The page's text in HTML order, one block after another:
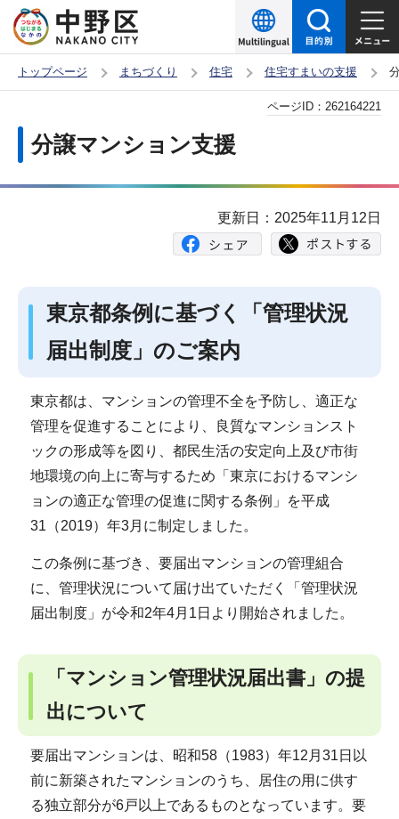
の
ー
頭
トップページ まちづくり 住宅 住宅すまいの支援
分譲マンション支援
ページID： 262164221
更新日：2025年11月12日
東京都条例に基づく「管理状況
届出制度」のご案内
東京都は、マンションの管理不全を予防し、適正な
管理を促進することにより、良質なマンションスト
ックの形成等を図り、都民生活の安定向上及び市街
地環境の向上に寄与するため「東京におけるマンシ
ョンの適正な管理の促進に関する条例」を平成
31（2019）年3月に制定しました。
この条例に基づき、要届出マンションの管理組合
に、管理状況について届け出ていただく「管理状況
届出制度」が令和2年4月1日より開始されました。
「マンション管理状況届出書」の提
出について
要届出マンションは、昭和58（1983）年12月31日以
前に新築されたマンションのうち、居住の用に供す
る独立部分が6戸以上であるものとなっています。要